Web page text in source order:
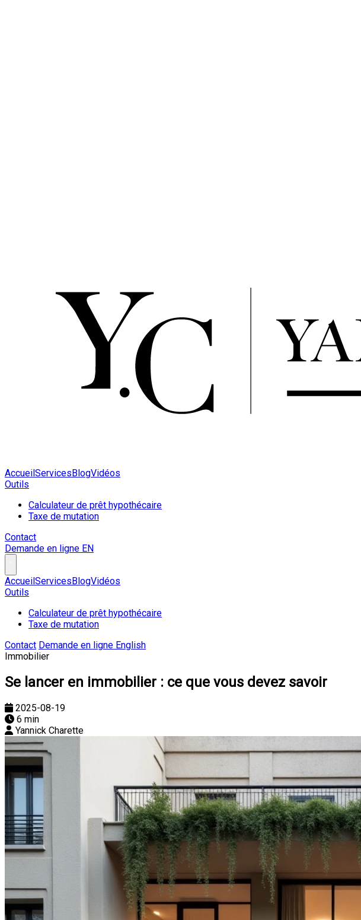
AccueilServicesBlogVidéos
Outils
Calculateur de prêt hypothécaire
Taxe de mutation
Contact
Demande en ligne EN
AccueilServicesBlogVidéos
Outils
Calculateur de prêt hypothécaire
Taxe de mutation
Contact Demande en ligne English
Immobilier
Se lancer en immobilier : ce que vous devez savoir
2025-08-19
6 min
Yannick Charette